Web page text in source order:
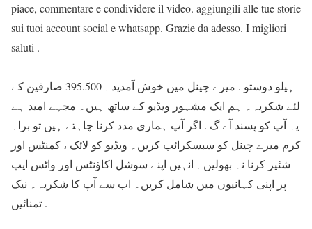
piace, commentare e condividere il video. aggiungili alle tue storie
sui tuoi account social e whatsapp. Grazie da adesso. I migliori
saluti .
ہیلو دوستو . میرے چینل میں خوش آمدید۔ 395.500 صارفین کے
لئے شکریہ۔ ہم ایک مشہور ویڈیو کے ساتھ ہیں۔ مجہے امید ہے
یہ آپ کو پسند آے گ . اگر آپ ہماری مدد کرنا چاہتے ہیں تو براہ
کرم میرے چینل کو سبسکرائب کریں۔ ویڈیو کو لائک ، کمنٹس اور
شئیر کرنا نہ بھولیں۔ انہیں اپنے سوشل اکاؤنٹس اور واٹس ایپ
پر اپنی کہانیوں میں شامل کریں۔ اب سے آپ کا شکریہ۔ نیک
تمنائیں .